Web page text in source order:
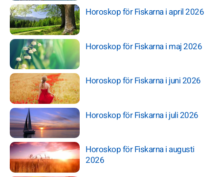
Horoskop för Fiskarna i april 2026
Horoskop för Fiskarna i maj 2026
Horoskop för Fiskarna i juni 2026
Horoskop för Fiskarna i juli 2026
Horoskop för Fiskarna i augusti
2026